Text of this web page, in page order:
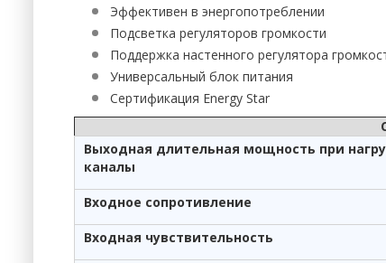
Эффективен в энергопотреблении
Подсветка регуляторов громкости
Поддержка настенного регулятора
Универсальный блок питания
Сертификация Energy Star
Выходная длительная мощность при
каналы
Входное сопротивление
Входная чувствительность